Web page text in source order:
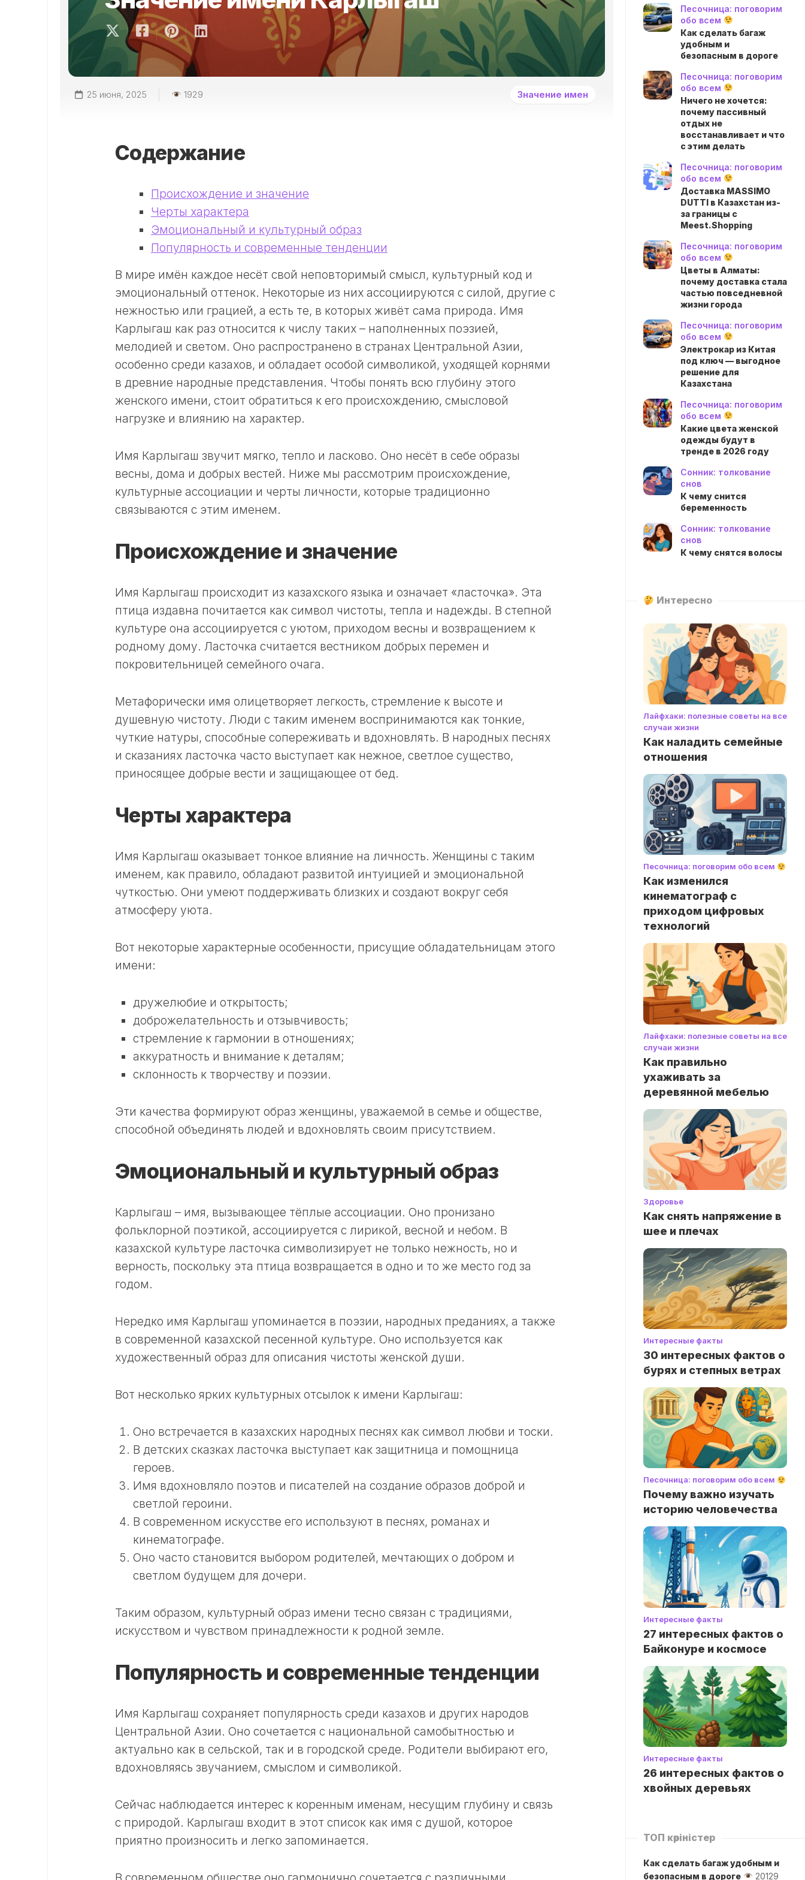
25 июня, 2025 1929 Значение имен
Содержание
Происхождение и значение
Черты характера
Эмоциональный и культурный образ
Популярность и современные тенденции
В мире имён каждое несёт свой неповторимый смысл, культурный код и
эмоциональный оттенок. Некоторые из них ассоциируются с силой, другие с
нежностью или грацией, а есть те, в которых живёт сама природа. Имя
Карлыгаш как раз относится к числу таких – наполненных поэзией,
мелодией и светом. Оно распространено в странах Центральной Азии,
особенно среди казахов, и обладает особой символикой, уходящей корнями
в древние народные представления. Чтобы понять всю глубину этого
женского имени, стоит обратиться к его происхождению, смысловой
нагрузке и влиянию на характер.
Имя Карлыгаш звучит мягко, тепло и ласково. Оно несёт в себе образы
весны, дома и добрых вестей. Ниже мы рассмотрим происхождение,
культурные ассоциации и черты личности, которые традиционно
связываются с этим именем.
Происхождение и значение
Имя Карлыгаш происходит из казахского языка и означает «ласточка». Эта
птица издавна почитается как символ чистоты, тепла и надежды. В степной
культуре она ассоциируется с уютом, приходом весны и возвращением к
родному дому. Ласточка считается вестником добрых перемен и
покровительницей семейного очага.
Метафорически имя олицетворяет легкость, стремление к высоте и
душевную чистоту. Люди с таким именем воспринимаются как тонкие,
чуткие натуры, способные сопереживать и вдохновлять. В народных песнях
и сказаниях ласточка часто выступает как нежное, светлое существо,
приносящее добрые вести и защищающее от бед.
Черты характера
Имя Карлыгаш оказывает тонкое влияние на личность. Женщины с таким
именем, как правило, обладают развитой интуицией и эмоциональной
чуткостью. Они умеют поддерживать близких и создают вокруг себя
атмосферу уюта.
Вот некоторые характерные особенности, присущие обладательницам этого
имени:
дружелюбие и открытость;
доброжелательность и отзывчивость;
стремление к гармонии в отношениях;
аккуратность и внимание к деталям;
склонность к творчеству и поэзии.
Эти качества формируют образ женщины, уважаемой в семье и обществе,
способной объединять людей и вдохновлять своим присутствием.
Эмоциональный и культурный образ
Карлыгаш – имя, вызывающее тёплые ассоциации. Оно пронизано
фольклорной поэтикой, ассоциируется с лирикой, весной и небом. В
казахской культуре ласточка символизирует не только нежность, но и
верность, поскольку эта птица возвращается в одно и то же место год за
годом.
Нередко имя Карлыгаш упоминается в поэзии, народных преданиях, а также
в современной казахской песенной культуре. Оно используется как
художественный образ для описания чистоты женской души.
Вот несколько ярких культурных отсылок к имени Карлыгаш:
Оно встречается в казахских народных песнях как символ любви и тоски.
В детских сказках ласточка выступает как защитница и помощница
героев.
Имя вдохновляло поэтов и писателей на создание образов доброй и
светлой героини.
В современном искусстве его используют в песнях, романах и
кинематографе.
Оно часто становится выбором родителей, мечтающих о добром и
светлом будущем для дочери.
Таким образом, культурный образ имени тесно связан с традициями,
искусством и чувством принадлежности к родной земле.
Популярность и современные тенденции
Имя Карлыгаш сохраняет популярность среди казахов и других народов
Центральной Азии. Оно сочетается с национальной самобытностью и
актуально как в сельской, так и в городской среде. Родители выбирают его,
вдохновляясь звучанием, смыслом и символикой.
Сейчас наблюдается интерес к коренным именам, несущим глубину и связь
с природой. Карлыгаш входит в этот список как имя с душой, которое
приятно произносить и легко запоминается.
Песочница: поговорим
обо всем
Как сделать багаж
удобным и
безопасным в дороге
Песочница: поговорим
обо всем
Ничего не хочется:
почему пассивный
отдых не
восстанавливает и что
с этим делать
Песочница: поговорим
обо всем
Доставка MASSIMO
DUTTI в Казахстан из-
за границы с
Meest.Shopping
Песочница: поговорим
обо всем
Цветы в Алматы:
почему доставка стала
частью повседневной
жизни города
Песочница: поговорим
обо всем
Электрокар из Китая
под ключ — выгодное
решение для
Казахстана
Песочница: поговорим
обо всем
Какие цвета женской
одежды будут в
тренде в 2026 году
Сонник: толкование
снов
К чему снится
беременность
Сонник: толкование
снов
К чему снятся волосы
Интересно
Лайфхаки: полезные советы на все
случаи жизни
Как наладить семейные
отношения
Песочница: поговорим обо всем
Как изменился
кинематограф с
приходом цифровых
технологий
Лайфхаки: полезные советы на все
случаи жизни
Как правильно
ухаживать за
деревянной мебелью
Здоровье
Как снять напряжение в
шее и плечах
Интересные факты
30 интересных фактов о
бурях и степных ветрах
Песочница: поговорим обо всем
Почему важно изучать
историю человечества
Интересные факты
27 интересных фактов о
Байконуре и космосе
Интересные факты
26 интересных фактов о
хвойных деревьях
ТОП көріністер
Как сделать багаж удобным и
безопасным в дороге
20129